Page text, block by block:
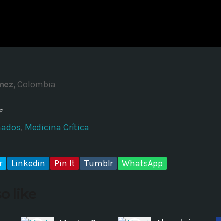
Time
Colombia
, Medicina Crítica
Linkedin Pin It Tumblr WhatsApp